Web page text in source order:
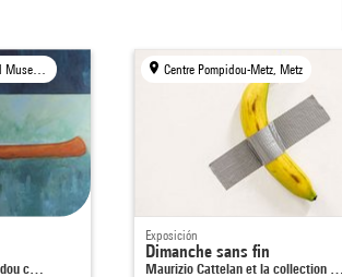
Centre Pompidou x West Bund Museum Project, Shanghai
c…
Centre Pompidou-Metz, Metz
Exposición
Dimanche sans fin
Maurizio Cattelan et la collection …